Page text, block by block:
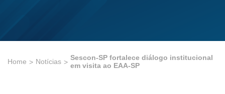
Home Notícias
Sescon-SP fortalece diálogo institucional
em visita ao EAA-SP